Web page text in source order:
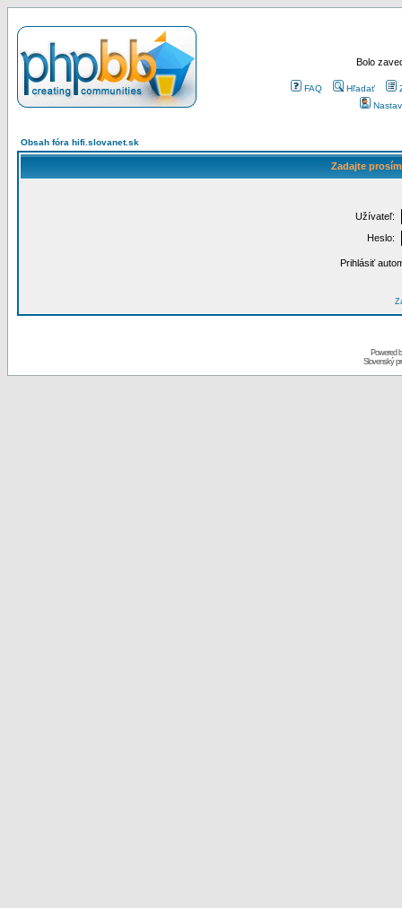
Bolo
FAQ Hľadať
Obsah fóra hifi.slovanet.sk
Zadajte
Užívateľ:
Heslo:
Prihlásiť
Powered
Slovenský